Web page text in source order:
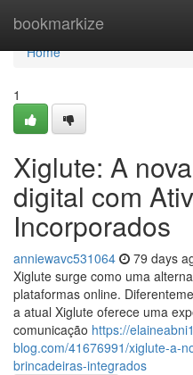
bookmarkize
Home
Home
1
Xiglute: A
digital com
Incorporados
anniewavc531064 79 days
Xiglute surge como uma
plataformas online.
a atual Xiglute oferece uma
comunicação https://
blog.com/41676991/xiglute-a-
brincadeiras-integrados